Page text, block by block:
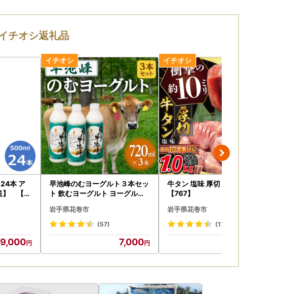
チオシ返礼品
本 ア
】 【4
9,000
早池峰のむヨーグルト３本セッ
ト 飲むヨーグルト ヨーグルト
岩手県花巻市
(57)
7,000
牛タン 塩味 厚切り牛タン 1kg
【767】
岩手県花巻市
(1797)